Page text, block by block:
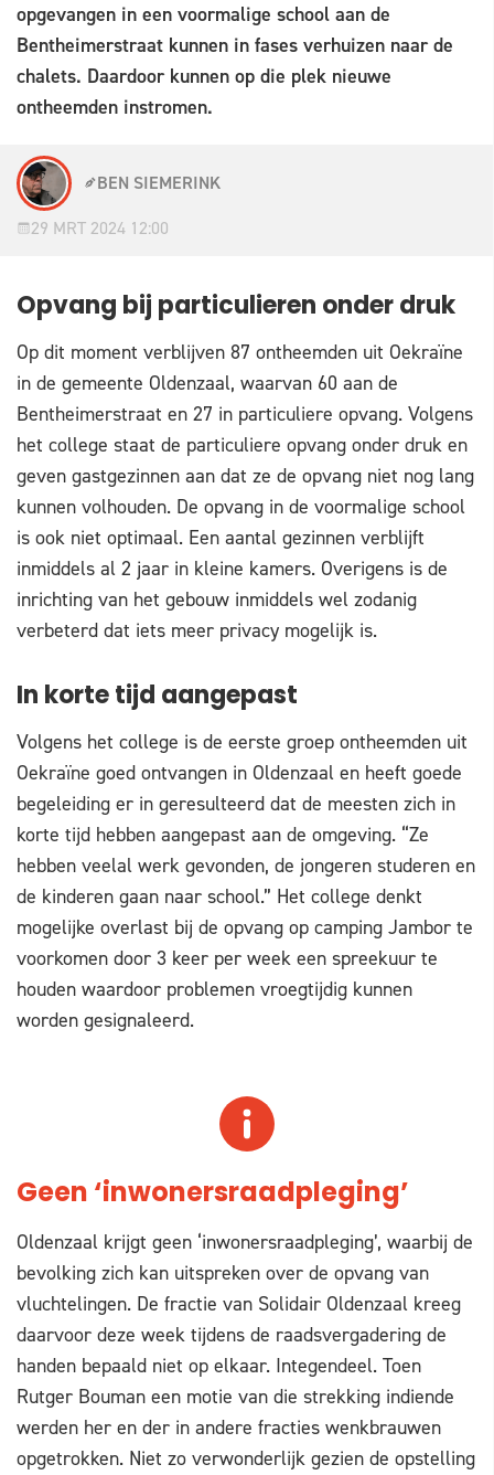
opgevangen in een voormalige school aan de
Bentheimerstraat kunnen in fases verhuizen naar de
chalets. Daardoor kunnen op die plek nieuwe
ontheemden instromen.
BEN SIEMERINK
29 MRT 2024 12:00
Opvang bij particulieren onder druk
Op dit moment verblijven 87 ontheemden uit Oekraïne
in de gemeente Oldenzaal, waarvan 60 aan de
Bentheimerstraat en 27 in particuliere opvang. Volgens
het college staat de particuliere opvang onder druk en
geven gastgezinnen aan dat ze de opvang niet nog lang
kunnen volhouden. De opvang in de voormalige school
is ook niet optimaal. Een aantal gezinnen verblijft
inmiddels al 2 jaar in kleine kamers. Overigens is de
inrichting van het gebouw inmiddels wel zodanig
verbeterd dat iets meer privacy mogelijk is.
In korte tijd aangepast
Volgens het college is de eerste groep ontheemden uit
Oekraïne goed ontvangen in Oldenzaal en heeft goede
begeleiding er in geresulteerd dat de meesten zich in
korte tijd hebben aangepast aan de omgeving. “Ze
hebben veelal werk gevonden, de jongeren studeren en
de kinderen gaan naar school.” Het college denkt
mogelijke overlast bij de opvang op camping Jambor te
voorkomen door 3 keer per week een spreekuur te
houden waardoor problemen vroegtijdig kunnen
worden gesignaleerd.
Geen ‘inwonersraadpleging’
Oldenzaal krijgt geen ‘inwonersraadpleging’, waarbij de
bevolking zich kan uitspreken over de opvang van
vluchtelingen. De fractie van Solidair Oldenzaal kreeg
daarvoor deze week tijdens de raadsvergadering de
handen bepaald niet op elkaar. Integendeel. Toen
Rutger Bouman een motie van die strekking indiende
werden her en der in andere fracties wenkbrauwen
opgetrokken. Niet zo verwonderlijk gezien de opstelling